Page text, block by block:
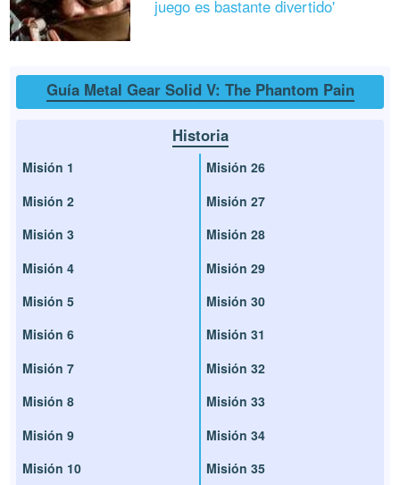
juego es bastante divertido'
Guía Metal Gear Solid V: The Phantom Pain
Historia
Misión 1
Misión 2
Misión 3
Misión 4
Misión 5
Misión 6
Misión 7
Misión 8
Misión 9
Misión 10
Misión 26
Misión 27
Misión 28
Misión 29
Misión 30
Misión 31
Misión 32
Misión 33
Misión 34
Misión 35